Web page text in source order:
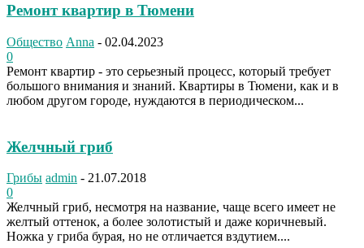
Ремонт квартир в Тюмени
Общество Anna - 02.04.2023
0
Ремонт квартир - это серьезный процесс, который требует
большого внимания и знаний. Квартиры в Тюмени, как и в
любом другом городе, нуждаются в периодическом...
Желчный гриб
Грибы admin - 21.07.2018
0
Желчный гриб, несмотря на название, чаще всего имеет не
желтый оттенок, а более золотистый и даже коричневый.
Ножка у гриба бурая, но не отличается вздутием....